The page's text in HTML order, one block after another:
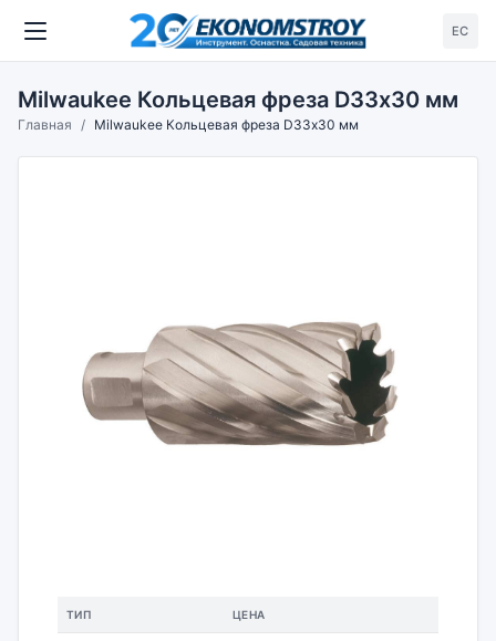
ЕС
Milwaukee Кольцевая фреза D33х30 мм
Главная Milwaukee Кольцевая фреза D33х30 мм
ТИП ЦЕНА